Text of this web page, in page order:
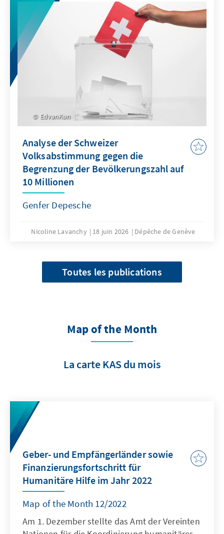
EdvanKun
Analyse der Schweizer
Volksabstimmung gegen die
Begrenzung der Bevölkerungszahl auf
10 Millionen
Genfer Depesche
Nicoline Lavanchy 18 juin 2026 Dépêche de Genève
Toutes les publications
Map of the Month
La carte KAS du mois
Geber- und Empfängerländer sowie
Finanzierungsfortschritt für
Humanitäre Hilfe im Jahr 2022
Map of the Month 12/2022
Am 1. Dezember stellte das Amt der Vereinten